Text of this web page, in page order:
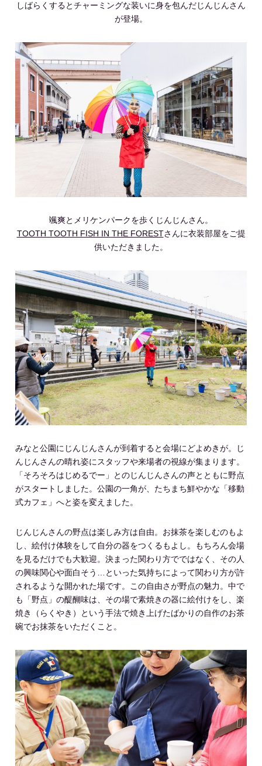
しばらくするとチャーミングな装いに身を包んだじんじんさん
が登場。
颯爽とメリケンパークを歩くじんじんさん。
TOOTH TOOTH FISH IN THE FORESTさんに衣装部屋をご提
供いただきました。
みなと公園にじんじんさんが到着すると会場にどよめきが。じ
んじんさんの晴れ姿にスタッフや来場者の視線が集まります。
「そろそろはじめるでー」とのじんじんさんの声とともに野点
がスタートしました。公園の一角が、たちまち鮮やかな「移動
式カフェ」へと姿を変えました。
じんじんさんの野点は楽しみ方は自由。お抹茶を楽しむのもよ
し、絵付け体験をして自分の器をつくるもよし。もちろん会場
を見るだけでも大歓迎。決まった関わり方でではなく、その人
の興味関心や面白そう…といった気持ちによって関わり方が許
されるような開かれた場です。この自由さが野点の魅力。中で
も「野点」の醍醐味は、その場で素焼きの器に絵付けをし、楽
焼き（らくやき）という手法で焼き上げたばかりの自作のお茶
碗でお抹茶をいただくこと。